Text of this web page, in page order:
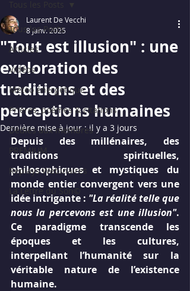
Tous les Posts
Articles
Vidéos
Météo énergétique
Prières, poèmes & citations
Dédiés aux membres
PREMIUM
Replays Webinaires
La Lettre du Son©
"Tout est illusion" : une
exploration des
traditions et des
perceptions humaines
Laurent De Vecchi
8 janv. 2025
Dernière mise à jour : il y a 3 jours
Depuis des millénaires, des
traditions spirituelles,
philosophiques et mystiques du
monde entier convergent vers une
idée intrigante : "La réalité telle que
nous la percevons est une illusion".
Ce paradigme transcende les
époques et les cultures,
interpellant l’humanité sur la
véritable nature de l’existence
humaine.